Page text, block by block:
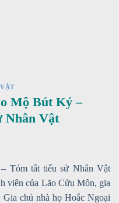
Mộ Bút Ký –
Nhân Vật
Tóm tắt tiểu sử Nhân Vật
viên của Lão Cửu Môn, gia
chủ nhà họ Hoắc Ngoại